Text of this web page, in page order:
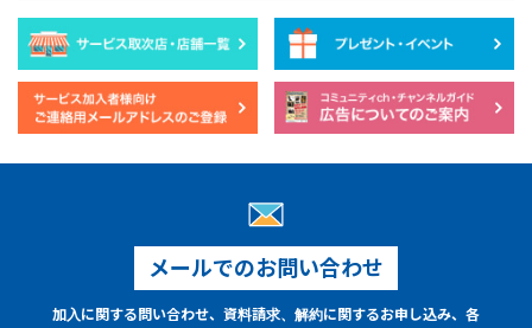
メールでのお問い合わせ
加入に関する問い合わせ、資料請求、解約に関するお申し込み、各